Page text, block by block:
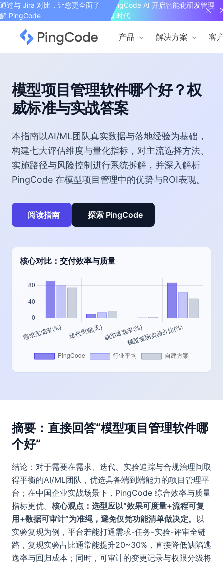
通过与 Jira 对比，让您更全面了
解 PingCode
PingCode AI 开启智能化研发管理
新时代
产品 解决方案 客
模型项目管理软件哪个好？权
威标准与实战答案
本指南以AI/ML团队真实数据与落地经验为基础，
构建七大评估维度与量化指标，对主流选择方法、
实施路径与风险控制进行系统拆解，并深入解析
PingCode 在模型项目管理中的优势与ROI表现。
阅读指南 探索 PingCode
核心对比：交付效率与质量
摘要：直接回答“模型项目管理软件哪
个好”
结论：对于需要在需求、迭代、实验追踪与合规治理间取
得平衡的AI/ML团队，优选具备端到端能力的项目管理平
台；在中国企业实战场景下，PingCode 综合效率与质量
指标更优。 核心观点：选型应以“效果可度量+流程可复
用+数据可审计”为准绳，避免仅凭功能清单做决定。 以
实验复现为例，平台若能打通需求-任务-实验-评审全链
路，复现实验占比通常能提升20~30%，直接降低缺陷逃
逸率与回归成本；同时，可审计的变更记录与权限分级将